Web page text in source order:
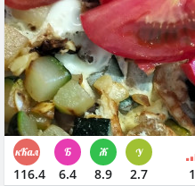
116.4 6.4 8.9 2.7